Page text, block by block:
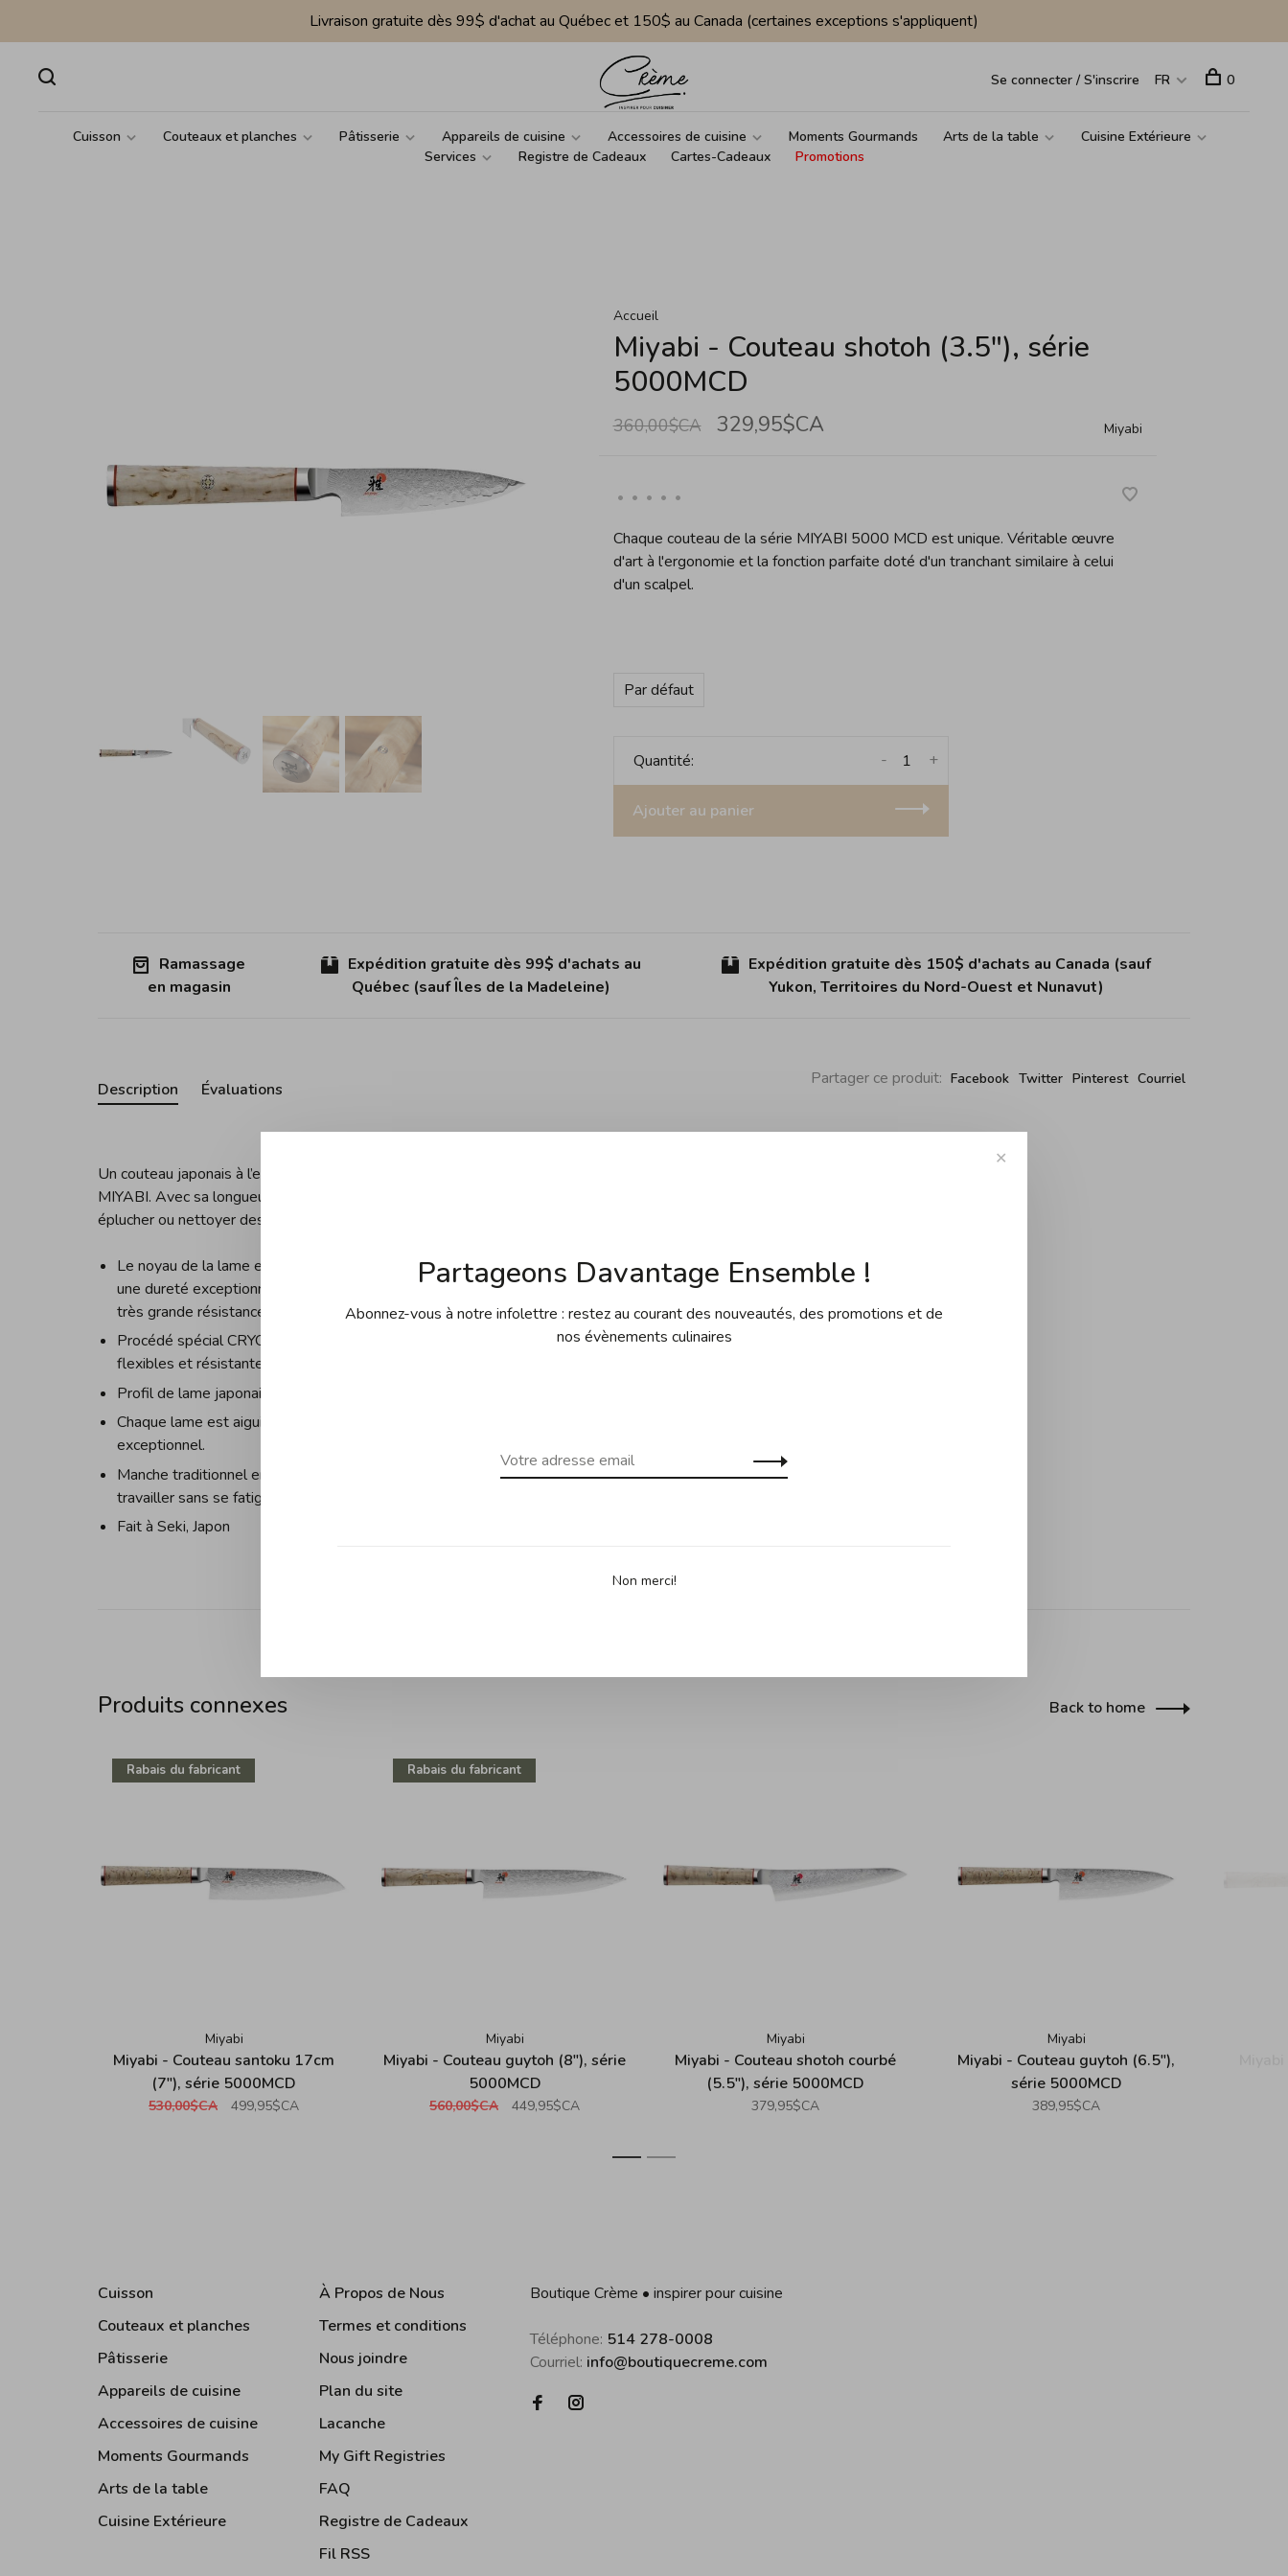
Livraison gratuite dès 99$ d'achat au Québec et 150$ au Canada (certaines exceptions s'appliquent)
Cuisson Couteaux et planches Pâtisserie Appareils de cuisine Accessoires de cuisine Moments Gourmands Arts de la table
Cuisine Extérieure
Services
Registre de Cadeaux Cartes-Cadeaux Promotions
Se connecter / S'inscrire FR 0
Accueil
Miyabi - Couteau shotoh (3.5"), série
5000MCD
360,00$CA 329,95$CA Miyabi
• • • • •
Chaque couteau de la série MIYABI 5000 MCD est unique. Véritable œuvre
d'art à l'ergonomie et la fonction parfaite doté d'un tranchant similaire à celui
d'un scalpel.
Par défaut
Quantité: +
-
Ajouter au panier
Ramassage
en magasin
Expédition gratuite dès 99$ d'achats au
Québec (sauf Îles de la Madeleine)
Expédition gratuite dès 150$ d'achats au Canada (sauf
Yukon, Territoires du Nord-Ouest et Nunavut)
Partager ce produit: Facebook Twitter Pinterest Courriel
Description Évaluations
Un couteau japonais à l’ergonomie parfaite et au design absolument unique, voici le SHOTOH 5000MCD de
MIYABI. Avec sa longueur de 9 cm, sa très fine et solide lame est idéale lorsque l’on souhaite couper,
éplucher ou nettoyer des légumes ou des fruits.
Le noyau de la lame est en acier MicroCarbide MC63, enrobé dans 100 couches d'acier garantissant ainsi
une dureté exceptionnelle d'environ 63 Rockwell (unité de mesure internationale de la dureté) et une
très grande résistance à l'usure.
Procédé spécial CRYODUR® de refroidissement de l'acier, les lames sont particulièrement aiguisées
flexibles et résistantes à la corrosion
Profil de lame japonaise authentique avec un angle symétrique de 19°. Laver à la main uniquement
Chaque lame est aiguisée à la main, selon la méthode traditionnelle "Honbazuke", pour un tranchant
exceptionnel.
Manche traditionnel en forme de D en bouleau (de Masur), ergonomique et confortable, permet de
travailler sans se fatiguer
Fait à Seki, Japon
Produits connexes Back to home
Rabais du fabricant
Miyabi
Miyabi - Couteau santoku 17cm
(7"), série 5000MCD
530,00$CA 499,95$CA
Rabais du fabricant
Miyabi
Miyabi - Couteau guytoh (8"), série
5000MCD
560,00$CA 449,95$CA
Miyabi
Miyabi - Couteau shotoh courbé
(5.5"), série 5000MCD
379,95$CA
Miyabi
Miyabi - Couteau guytoh (6.5"),
série 5000MCD
389,95$CA
1 2
Cuisson
Couteaux et planches
Pâtisserie
Appareils de cuisine
Accessoires de cuisine
Moments Gourmands
Arts de la table
Cuisine Extérieure
À Propos de Nous
Termes et conditions
Nous joindre
Plan du site
Lacanche
My Gift Registries
FAQ
Registre de Cadeaux
Fil RSS
Boutique Crème • inspirer pour cuisine
Téléphone: 514 278-0008
Courriel: info@boutiquecreme.com
✕
Partageons Davantage Ensemble !
Abonnez-vous à notre infolettre : restez au courant des nouveautés, des promotions et de
nos évènements culinaires
Non merci!